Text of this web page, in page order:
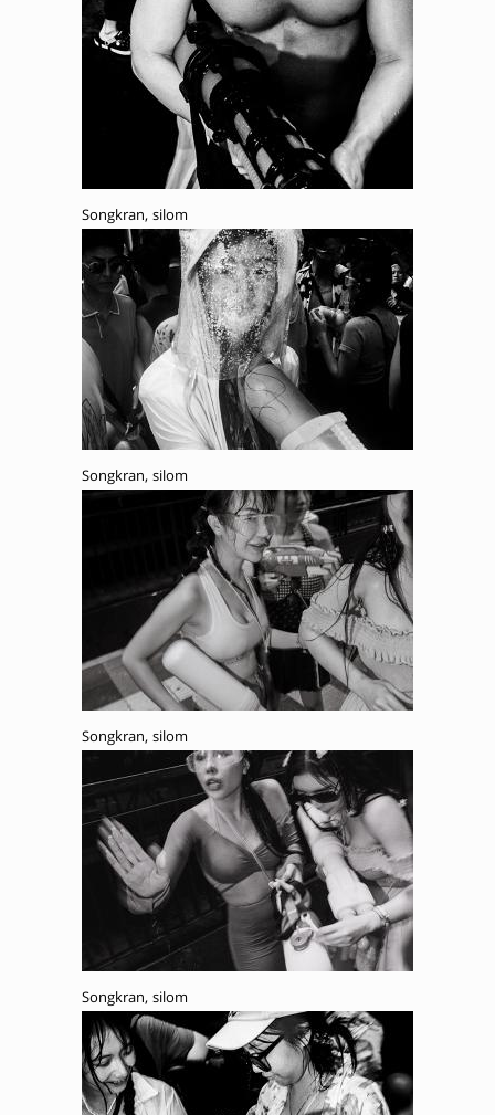
Songkran, silom
Songkran, silom
Songkran, silom
Songkran, silom